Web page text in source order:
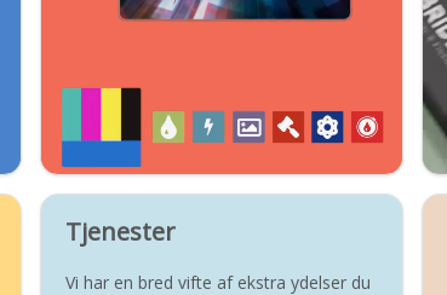
Tjenester
Vi har en bred vifte af ekstra ydelser du